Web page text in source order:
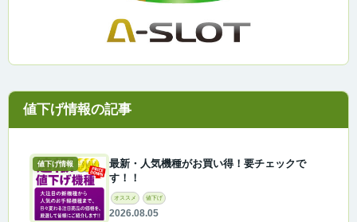
値下げ情報
最新・人気機種がお買い得！要チェックで
す！！
オススメ 値下げ
2026.08.05